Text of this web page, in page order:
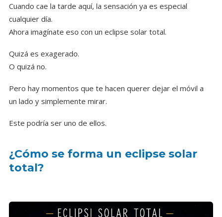
Cuando cae la tarde aquí, la sensación ya es especial
cualquier día.
Ahora imagínate eso con un eclipse solar total.
Quizá es exagerado.
O quizá no.
Pero hay momentos que te hacen querer dejar el móvil a
un lado y simplemente mirar.
Este podría ser uno de ellos.
¿Cómo se forma un eclipse solar
total?